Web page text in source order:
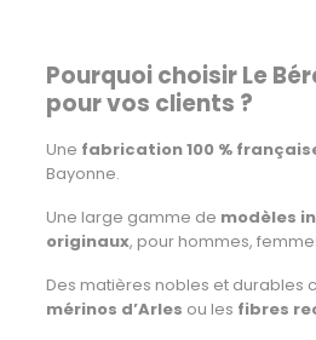
Pourquoi choisir Le
pour vos clients ?
Une fabrication 100 %
Bayonne.
Une large gamme de modèles
originaux, pour hommes,
Des matières nobles et durables
mérinos d’Arles ou les fibres